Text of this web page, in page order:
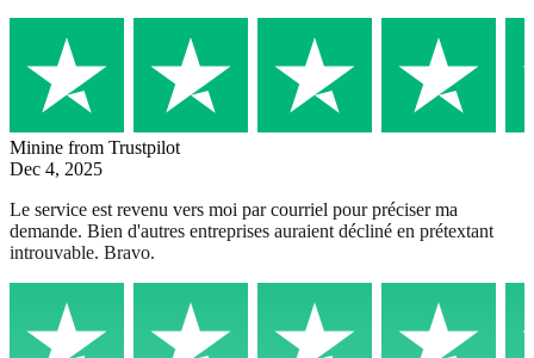
Minine from Trustpilot
Dec 4, 2025
Le service est revenu vers moi par courriel pour préciser ma
demande. Bien d'autres entreprises auraient décliné en prétextant
introuvable. Bravo.